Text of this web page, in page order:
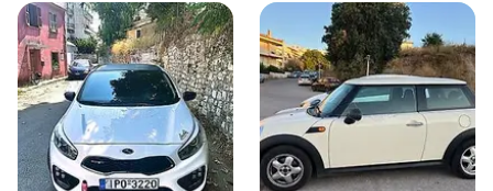
Αλεξάνδρα